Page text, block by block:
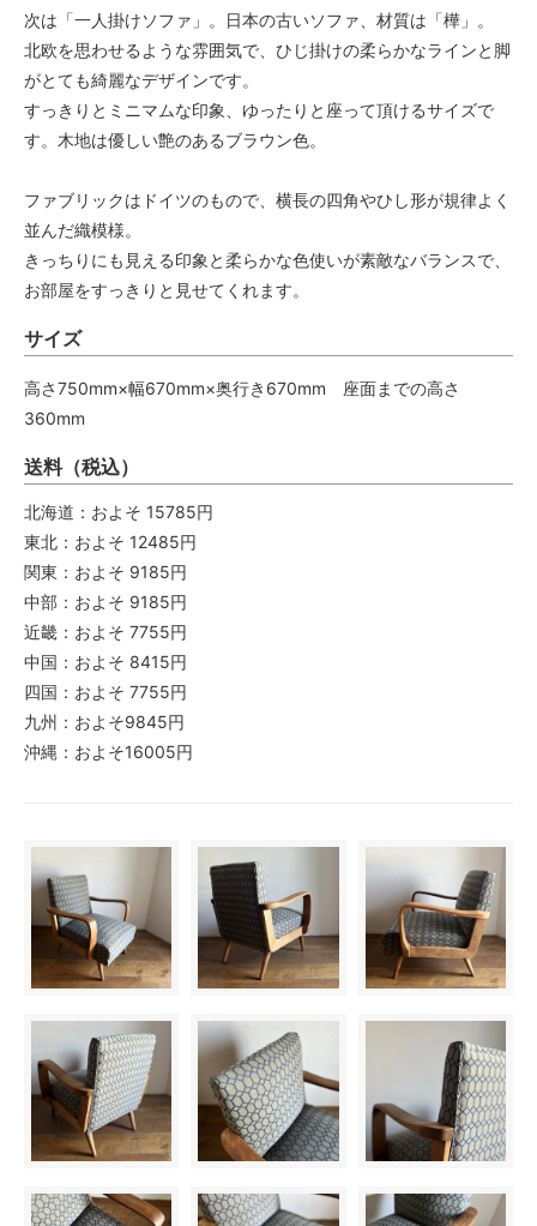
次は「一人掛けソファ」。日本の古いソファ、材質は「樺」。
北欧を思わせるような雰囲気で、ひじ掛けの柔らかなラインと脚
がとても綺麗なデザインです。
すっきりとミニマムな印象、ゆったりと座って頂けるサイズで
す。木地は優しい艶のあるブラウン色。
ファブリックはドイツのもので、横長の四角やひし形が規律よく
並んだ織模様。
きっちりにも見える印象と柔らかな色使いが素敵なバランスで、
お部屋をすっきりと見せてくれます。
サイズ
高さ750mm×幅670mm×奥行き670mm 座面までの高さ
360mm
送料（税込）
北海道：およそ 15785円
東北：およそ 12485円
関東：およそ 9185円
中部：およそ 9185円
近畿：およそ 7755円
中国：およそ 8415円
四国：およそ 7755円
九州：およそ9845円
沖縄：およそ16005円